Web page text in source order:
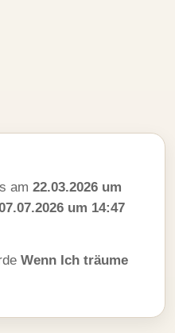
am 22.03.2026 um
um 14:47
Wenn Ich träume